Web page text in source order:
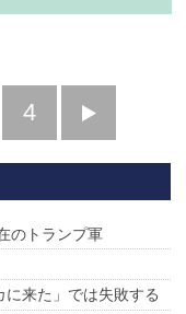
4
へ
のトランプ軍
来た」では失敗する